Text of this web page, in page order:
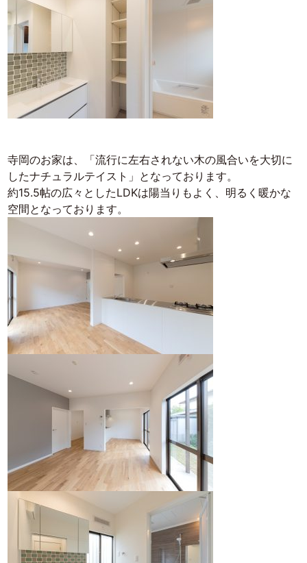
寺岡のお家は、「流行に左右されない木の風合いを大切に
したナチュラルテイスト」となっております。
約15.5帖の広々としたLDKは陽当りもよく、明るく暖かな
空間となっております。